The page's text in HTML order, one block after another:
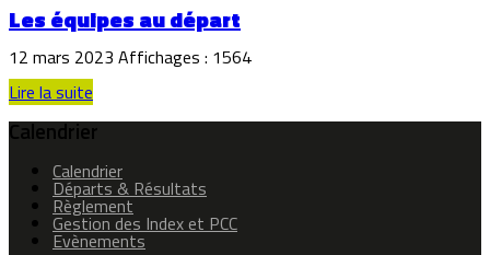
Les équipes au départ
12 mars 2023 Affichages : 1564
Lire la suite
Calendrier
Calendrier
Départs & Résultats
Règlement
Gestion des Index et PCC
Evènements